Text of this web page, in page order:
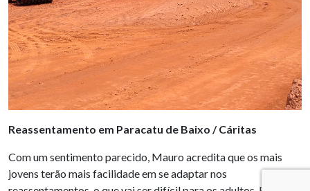
Reassentamento em Paracatu de Baixo / Cáritas
Com um sentimento parecido, Mauro acredita que os mais
jovens terão mais facilidade em se adaptar nos